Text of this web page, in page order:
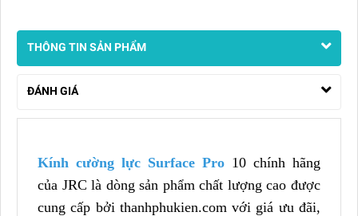
THÔNG TIN SẢN PHẨM
ĐÁNH GIÁ
Kính cường lực Surface Pro 10 chính hãng
của JRC là dòng sản phẩm chất lượng cao được
cung cấp bởi thanhphukien.com với giá ưu đãi,